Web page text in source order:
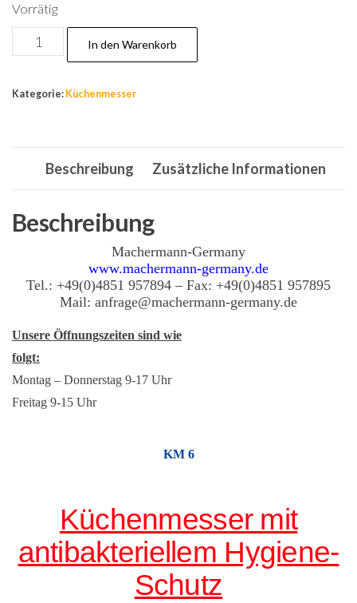
Vorrätig
6
Hackmesser,
Messer,
Menge
In den Warenkorb
Kategorie: Küchenmesser
Beschreibung Zusätzliche Informationen
Beschreibung
Machermann-Germany
www.machermann-germany.de
Tel.: +49(0)4851 957894 – Fax: +49(0)4851 957895
Mail: anfrage@machermann-germany.de
Unsere Öffnungszeiten sind wie
folgt:
Montag – Donnerstag 9-17 Uhr
Freitag 9-15 Uhr
KM 6
Küchenmesser mit
antibakteriellem Hygiene-
Schutz